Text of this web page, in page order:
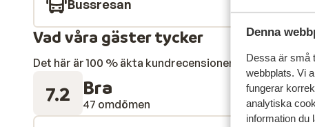
Denna
Dessa är små
webbplats. Vi
fungerar
analytiska
information du
Bussresan
Vad våra gäster tycker
Det här är 100 % äkta kundrecensioner som
7.2 Bra
47 omdömen